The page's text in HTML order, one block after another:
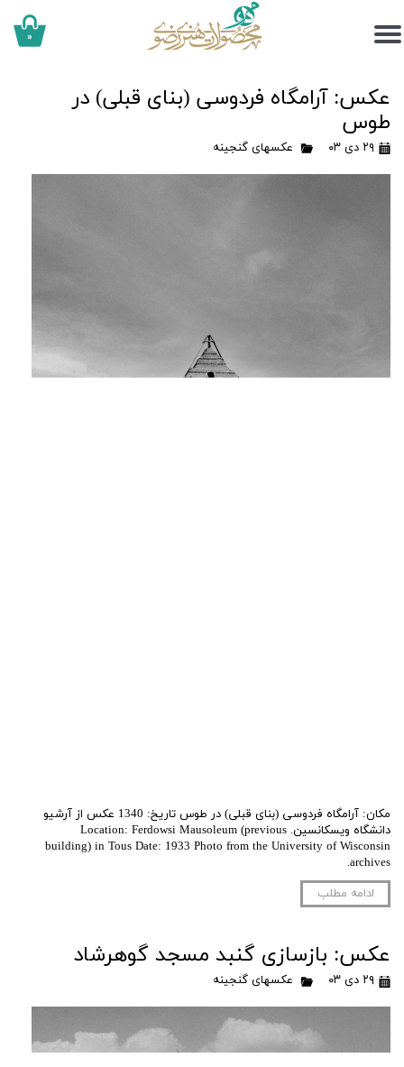
۰
عکس: آرامگاه فردوسی (بنای قبلی) در
طوس
۲۹ دی ۰۳ عکسهای گنجینه
مکان: آرامگاه فردوسی (بنای قبلی) در طوس تاریخ: 1340 عکس از آرشیو
دانشگاه ویسکانسین. Location: Ferdowsi Mausoleum (previous
building) in Tous Date: 1933 Photo from the University of Wisconsin
archives.
ادامه مطلب
عکس: بازسازی گنبد مسجد گوهرشاد
۲۹ دی ۰۳ عکسهای گنجینه